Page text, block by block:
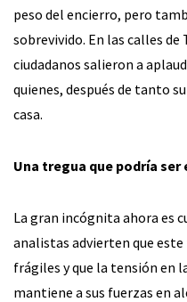
peso del encierro, pero
sobrevivido. En las calles de
ciudadanos salieron a
quienes, después de tanto
casa.
Una tregua que podría ser
La gran incógnita ahora es
analistas advierten que
frágiles y que la tensión en
mantiene a sus fuerzas en